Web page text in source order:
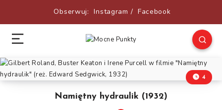
Obserwuj: Instagram / Facebook
4
Namiętny hydraulik (1932)